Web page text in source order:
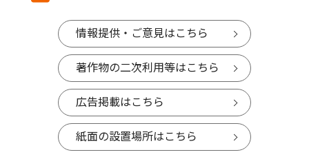
情報提供・ご意見はこちら
著作物の二次利用等はこちら
広告掲載はこちら
紙面の設置場所はこちら